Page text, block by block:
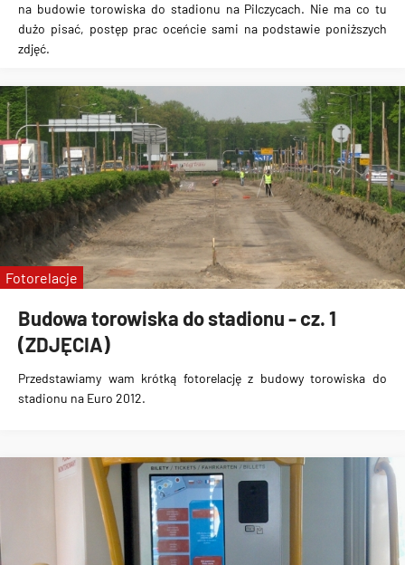
na budowie torowiska do stadionu na Pilczycach. Nie ma co tu
dużo pisać, postęp prac oceńcie sami na podstawie poniższych
zdjęć.
Budowa torowiska do stadionu - cz. 1
(ZDJĘCIA)
Przedstawiamy wam krótką fotorelację z budowy torowiska do
stadionu na Euro 2012.
Fotorelacje